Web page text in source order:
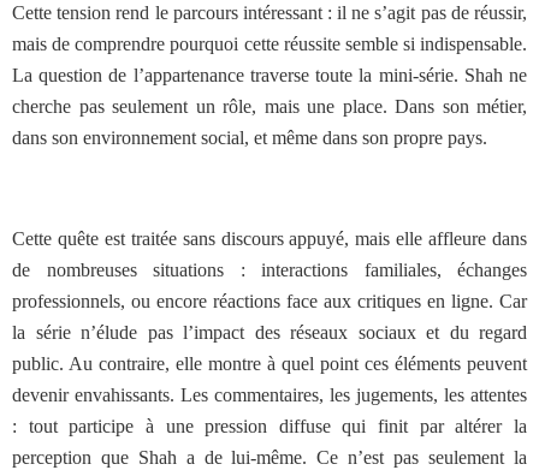
Cette tension rend le parcours intéressant : il ne s’agit pas de réussir,
mais de comprendre pourquoi cette réussite semble si indispensable.
La question de l’appartenance traverse toute la mini-série. Shah ne
cherche pas seulement un rôle, mais une place. Dans son métier,
dans son environnement social, et même dans son propre pays.
Cette quête est traitée sans discours appuyé, mais elle affleure dans
de nombreuses situations : interactions familiales, échanges
professionnels, ou encore réactions face aux critiques en ligne. Car
la série n’élude pas l’impact des réseaux sociaux et du regard
public. Au contraire, elle montre à quel point ces éléments peuvent
devenir envahissants. Les commentaires, les jugements, les attentes
: tout participe à une pression diffuse qui finit par altérer la
perception que Shah a de lui-même. Ce n’est pas seulement la